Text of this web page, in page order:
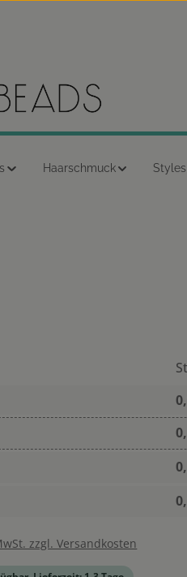
Haarschmuck
zzgl. Versandkosten